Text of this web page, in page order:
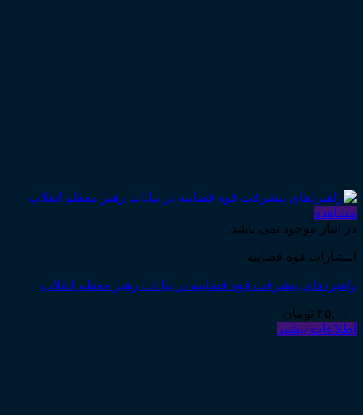
مشاهده
در انبار موجود نمی باشد
انتشارات قوه قضاییه
راهبردهای پیشرفت قوه قضاییه در بیانات رهبر معظم انقلاب
۲۵,۰۰۰ تومان
اطلاعات بیشتر